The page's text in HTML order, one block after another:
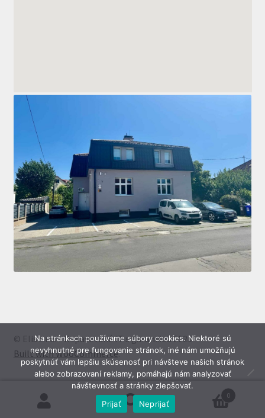
© Elis s.r.o. - Repasované IT s garanciou 2026
Built with WooCommerce.
Vyhľadávanie
0
Na stránkach používame súbory cookies. Niektoré sú
nevyhnutné pre fungovanie stránok, iné nám umožňujú
poskytnúť vám lepšiu skúsenosť pri návšteve našich stránok
alebo zobrazovaní reklamy, pomáhajú nám analyzovať
návštevnosť a stránky zlepšovať.
Prijať
Neprijať